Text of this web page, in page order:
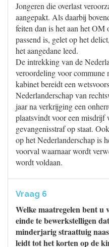
Jongeren die overlast
aangepakt. Als daarbij
feiten dan is het aan het
passend is, gelet op het
het aangedane leed.
De intrekking van de
veroordeling voor
kabinet bereidt een
Nederlanderschap van
jaar na verkrijging een
plaatsvindt voor een misdrijf
gevangenisstraf op staat.
op het Nederlanderschap is
voorval waarnaar wordt
wordt voldaan.
Vraag 6
Welke maatregelen bent u
einde te bewerkstelligen
minderjarig straattuig
leidt tot het korten op de